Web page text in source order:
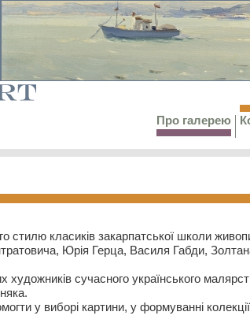
Про галерею
стилю класиків закарпатської школи
Юрія Герца, Василя Габди,
художників сучасного українського
у виборі картини, у формуванні